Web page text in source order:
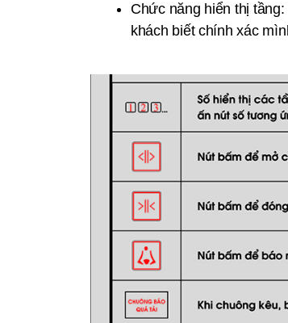
Chức năng hiển thị
khách biết chính xác